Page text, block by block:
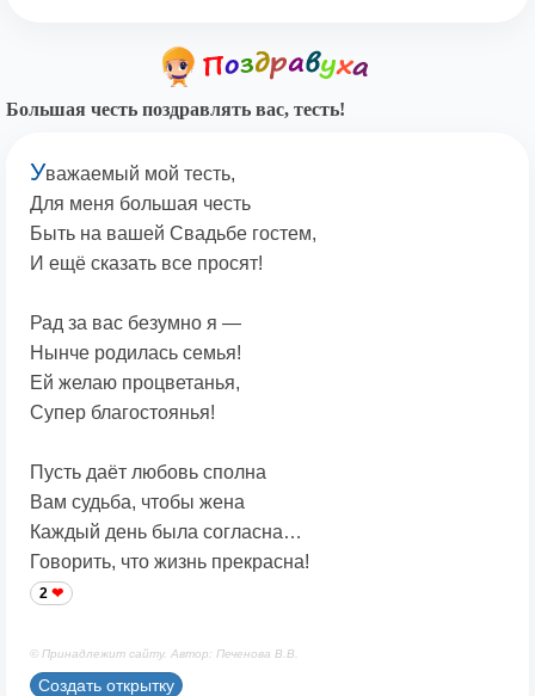
Большая честь поздравлять вас, тесть!
Уважаемый мой тесть,
Для меня большая честь
Быть на вашей Свадьбе гостем,
И ещё сказать все просят!
Рад за вас безумно я —
Нынче родилась семья!
Ей желаю процветанья,
Супер благостоянья!
Пусть даёт любовь сполна
Вам судьба, чтобы жена
Каждый день была согласна…
Говорить, что жизнь прекрасна!
2
© Принадлежит сайту. Автор: Печенова В.В.
Создать открытку